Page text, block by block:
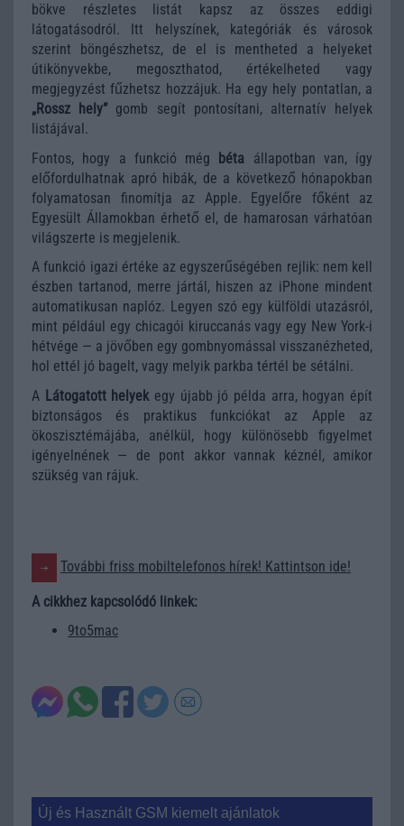
bökve részletes listát kapsz az összes eddigi
látogatásodról. Itt helyszínek, kategóriák és városok
szerint böngészhetsz, de el is mentheted a helyeket
útikönyvekbe, megoszthatod, értékelheted vagy
megjegyzést fűzhetsz hozzájuk. Ha egy hely pontatlan, a
„Rossz hely” gomb segít pontosítani, alternatív helyek
listájával.
Fontos, hogy a funkció még béta állapotban van, így
előfordulhatnak apró hibák, de a következő hónapokban
folyamatosan finomítja az Apple. Egyelőre főként az
Egyesült Államokban érhető el, de hamarosan várhatóan
világszerte is megjelenik.
A funkció igazi értéke az egyszerűségében rejlik: nem kell
észben tartanod, merre jártál, hiszen az iPhone mindent
automatikusan naplóz. Legyen szó egy külföldi utazásról,
mint például egy chicagói kiruccanás vagy egy New York-i
hétvége — a jövőben egy gombnyomással visszanézheted,
hol ettél jó bagelt, vagy melyik parkba tértél be sétálni.
A Látogatott helyek egy újabb jó példa arra, hogyan épít
biztonságos és praktikus funkciókat az Apple az
ökoszisztémájába, anélkül, hogy különösebb figyelmet
igényelnének — de pont akkor vannak kéznél, amikor
szükség van rájuk.
További friss mobiltelefonos hírek! Kattintson ide!
A cikkhez kapcsolódó linkek:
9to5mac
Új és Használt GSM kiemelt ajánlatok